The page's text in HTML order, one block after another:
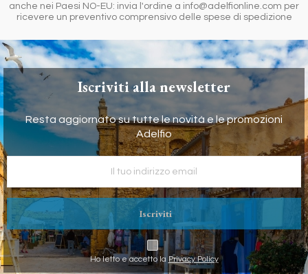
anche nei Paesi NO-EU: invia l'ordine a info@adelfionline.com per
ricevere un preventivo comprensivo delle spese di spedizione
Iscriviti alla newsletter
Resta aggiornato su tutte le novità e le promozioni
Adelfio
Iscriviti
Ho letto e accetto la Privacy Policy